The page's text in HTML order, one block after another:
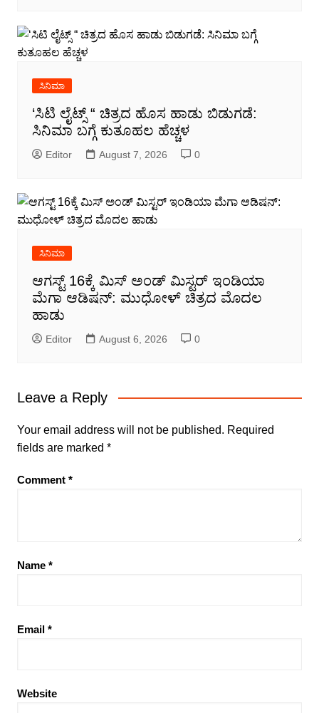
ಸಿನಿಮಾ
‘ಸಿಟಿ ಲೈಟ್ಸ್ “ ಚಿತ್ರದ ಹೊಸ ಹಾಡು ಬಿಡುಗಡೆ:
ಸಿನಿಮಾ ಬಗ್ಗೆ ಕುತೂಹಲ ಹೆಚ್ಚಳ
Editor August 7, 2026 0
ಸಿನಿಮಾ
ಆಗಸ್ಟ್ 16ಕ್ಕೆ ಮಿಸ್ ಅಂಡ್ ಮಿಸ್ಟರ್ ಇಂಡಿಯಾ
ಮೆಗಾ ಆಡಿಷನ್: ಮುಧೋಳ್ ಚಿತ್ರದ ಮೊದಲ
ಹಾಡು
Editor August 6, 2026 0
Leave a Reply
Your email address will not be published. Required
fields are marked *
Comment *
Name *
Email *
Website